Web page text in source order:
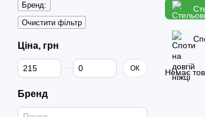
Немає
Бренд:
Очистити фільтр
Ціна, грн
Від Ціна, грн
До Ціна, грн ОК
Бренд